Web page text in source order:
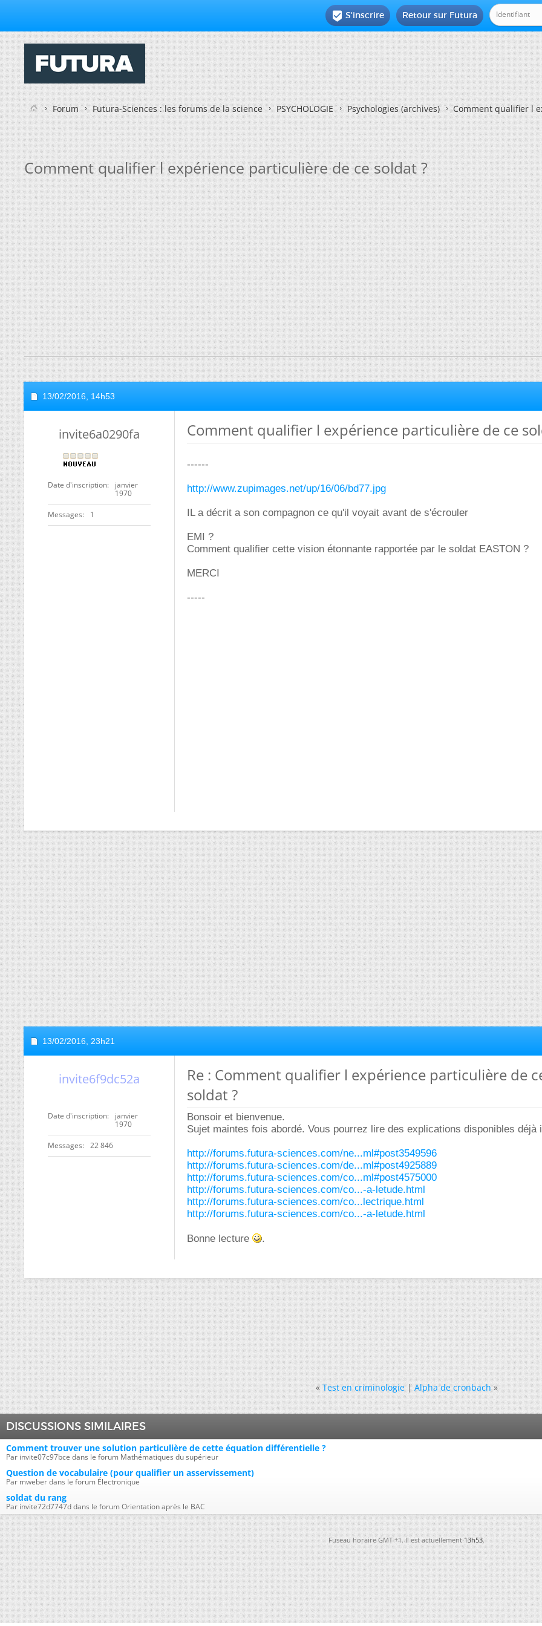
Retour sur Futura
 S'inscrire
Forum Futura-Sciences : les forums de la science PSYCHOLOGIE Psychologies (archives) Comment qualifier l
Comment qualifier l expérience particulière de ce soldat ?
13/02/2016, 14h53
invite6a0290fa
Date d'inscription
janvier
1970
Messages 1
Comment qualifier l expérience particulière de ce
------
http://www.zupimages.net/up/16/06/bd77.jpg
IL a décrit a son compagnon ce qu'il voyait avant de s'écrouler
EMI ?
Comment qualifier cette vision étonnante rapportée par le soldat EASTON ?
MERCI
-----
13/02/2016, 23h21
invite6f9dc52a
Date d'inscription
janvier
1970
Messages 22 846
Re : Comment qualifier l expérience particulière de
soldat ?
Bonsoir et bienvenue.
Sujet maintes fois abordé. Vous pourrez lire des explications disponibles déjà
http://forums.futura-sciences.com/ne...ml#post3549596
http://forums.futura-sciences.com/de...ml#post4925889
http://forums.futura-sciences.com/co...ml#post4575000
http://forums.futura-sciences.com/co...-a-letude.html
http://forums.futura-sciences.com/co...lectrique.html
http://forums.futura-sciences.com/co...-a-letude.html
Bonne lecture .
« Test en criminologie|Alpha de cronbach »
DISCUSSIONS SIMILAIRES
Comment trouver une solution particulière de cette équation différentielle ?
Par invite07c97bce dans le forum Mathématiques du supérieur
Question de vocabulaire (pour qualifier un asservissement)
Par mweber dans le forum Électronique
soldat du rang
Par invite72d7747d dans le forum Orientation après le BAC
Fuseau horaire GMT +1. Il est actuellement13h53.